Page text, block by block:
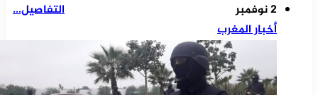
التفاصيل...
2 نوفمبر
أخبار المغرب